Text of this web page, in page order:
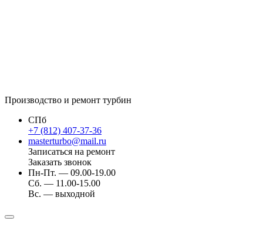
Производство и ремонт турбин
СПб
+7 (812) 407-37-36
masterturbo@mail.ru
Записаться на ремонт
Заказать звонок
Пн-Пт. — 09.00-19.00
Сб. — 11.00-15.00
Вс. — выходной